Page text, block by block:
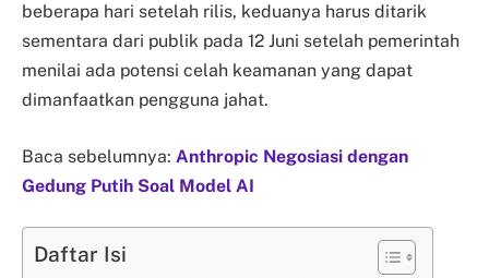
beberapa hari setelah rilis, keduanya harus ditarik
sementara dari publik pada 12 Juni setelah pemerintah
menilai ada potensi celah keamanan yang dapat
dimanfaatkan pengguna jahat.
Baca sebelumnya: Anthropic Negosiasi dengan
Gedung Putih Soal Model AI
Daftar Isi